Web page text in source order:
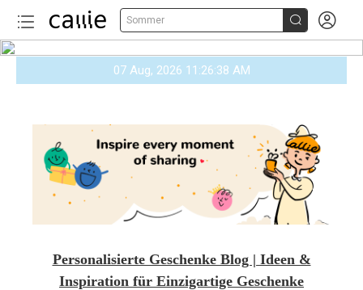
Sommer  
07 Aug, 2026 11:26:39 AM
Personalisierte Geschenke Blog | Ideen &
Inspiration für Einzigartige Geschenke